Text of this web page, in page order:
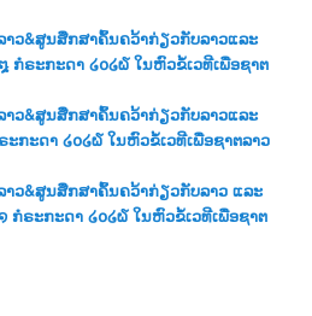
າວ&ສູນສືກສາຄົ້ນຄວ້າກ່ຽວກັບລາວແລະ
ກໍຣະກະດາ ໒໐໒໖ ໃນຫົວຂໍ້ເວທີເພື່ອຊາຕ
າວ&ສູນສືກສາຄົ້ນຄວ້າກ່ຽວກັບລາວແລະ
ກະດາ ໒໐໒໖ ໃນຫົວຂໍ້ເວທີເພື່ອຊາຕລາວ
າວ&ສູນສືກສາຄົ້ນຄວ້າກ່ຽວກັບລາວ ແລະ
ກໍຣະກະດາ ໒໐໒໖ ໃນຫົວຂໍ້ເວທີເພື່ອຊາຕ